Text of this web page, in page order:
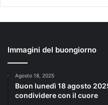
Immagini del buongiorno
Agosto 18, 2025
Buon lunedì 18 agosto
condividere con il cuore